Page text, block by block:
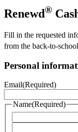
Renewd®
Fill in the requested
from the back-to-
Personal
Email(Required)
Name(Required)